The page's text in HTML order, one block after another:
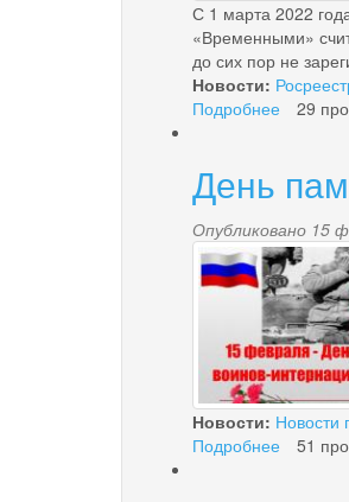
С 1 марта 2022
«Временными»
до сих пор не
Новости:
Подробнее
крае
более
тысячи
участков
снимут
с
учета
1
марта
29
День
Опубликовано 15
6800.jpg
Новости: Новости
Подробнее
51